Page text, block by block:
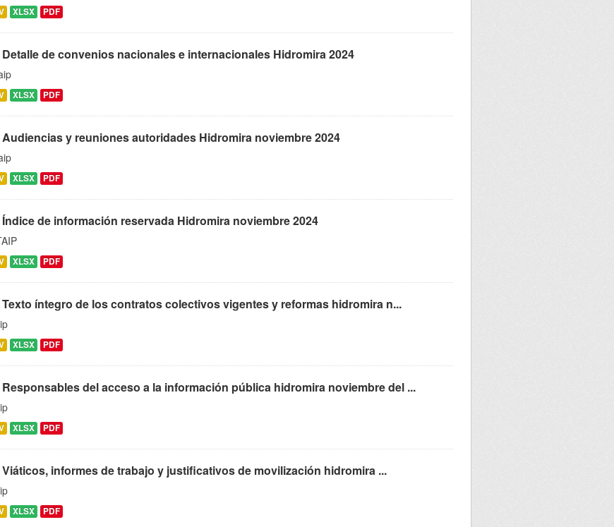
XLSX PDF
Detalle de convenios nacionales e internacionales Hidromira 2024
XLSX PDF
Audiencias y reuniones autoridades Hidromira noviembre 2024
XLSX PDF
Índice de información reservada Hidromira noviembre 2024
XLSX PDF
Texto íntegro de los contratos colectivos vigentes y reformas hidromira n...
XLSX PDF
Responsables del acceso a la información pública hidromira noviembre del ...
XLSX PDF
Viáticos, informes de trabajo y justificativos de movilización hidromira ...
XLSX PDF